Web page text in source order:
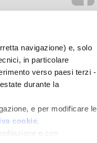
navigazione) e, solo
in particolare
verso paesi terzi -
durante la
e per modificare le
cookie.
e con